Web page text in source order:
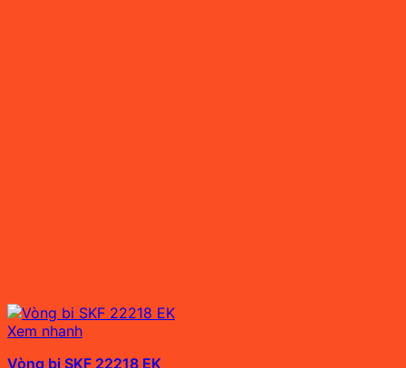
Xem nhanh
Vòng bi SKF 22218 EK